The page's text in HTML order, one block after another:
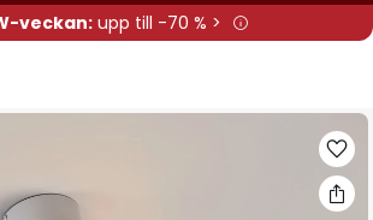
veckan:upp till -70 % >